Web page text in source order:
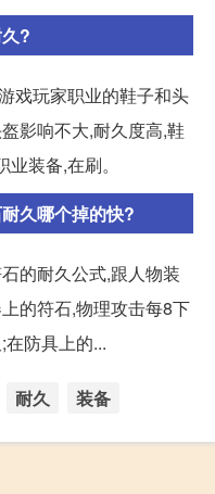
?
戏玩家职业的鞋子和头
影响不大,耐久度高,鞋
装备,在刷。
久哪个掉的快?
的耐久公式,跟人物装
的符石,物理攻击每8下
防具上的...
耐久 装备